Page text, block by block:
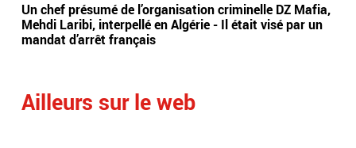
Un chef présumé de l’organisation criminelle DZ Mafia,
Mehdi Laribi, interpellé en Algérie - Il était visé par un
mandat d’arrêt français
Ailleurs sur le web